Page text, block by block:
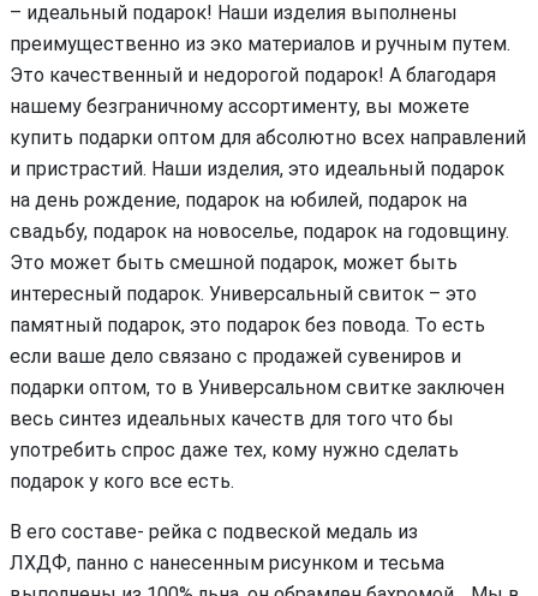
– идеальный подарок! Наши изделия выполнены
преимущественно из эко материалов и ручным путем.
Это качественный и недорогой подарок! А благодаря
нашему безграничному ассортименту, вы можете
купить подарки оптом для абсолютно всех направлений
и пристрастий. Наши изделия, это идеальный подарок
на день рождение, подарок на юбилей, подарок на
свадьбу, подарок на новоселье, подарок на годовщину.
Это может быть смешной подарок, может быть
интересный подарок. Универсальный свиток – это
памятный подарок, это подарок без повода. То есть
если ваше дело связано с продажей сувениров и
подарки оптом, то в Универсальном свитке заключен
весь синтез идеальных качеств для того что бы
употребить спрос даже тех, кому нужно сделать
подарок у кого все есть.
В его составе- рейка с подвеской медаль из
ЛХДФ, панно с нанесенным рисунком и тесьма